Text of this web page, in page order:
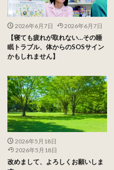
2026年6月7日 2026年6月7日
【寝ても疲れが取れない…その睡
眠トラブル、体からのSOSサイン
かもしれません】
2026年5月18日
2026年5月18日
改めまして、よろしくお願いしま